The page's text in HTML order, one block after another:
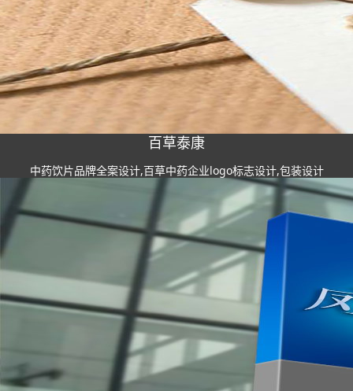
百草泰康
中药饮片品牌全案设计,百草中药企业logo标志设计,包装设计